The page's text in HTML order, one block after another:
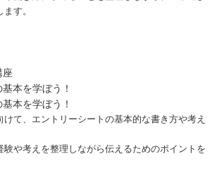
す。
座
本を学ぼう！
本を学ぼう！
て、エントリーシートの基本的な書き方や考え
験や考えを整理しながら伝えるためのポイントを